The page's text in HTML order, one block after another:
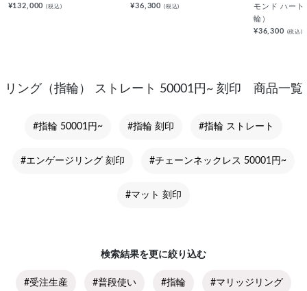
¥132,000(税込)
¥36,300 (税込)
モンド ハート
輪）
¥36,300 (税込)
リング（指輪） ストレート 50001円~ 刻印 商品一覧
#指輪 50001円~ #指輪 刻印 #指輪 ストレート
#エンゲージリング 刻印 #チェーンネックレス 50001円~
#マット 刻印
検索結果を更に絞り込む
#受注生産 #普段使い #指輪 #マリッジリング